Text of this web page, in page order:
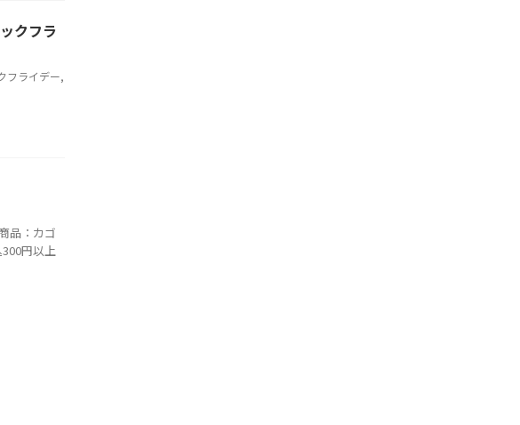
クフラ
フライデー,
品：カゴ
円以上